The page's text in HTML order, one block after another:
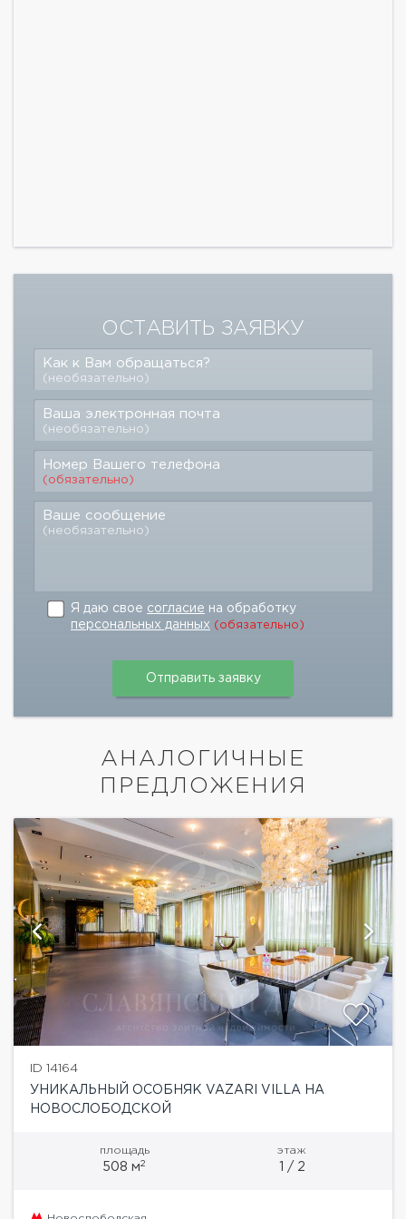
ОСТАВИТЬ ЗАЯВКУ
Как к Вам обращаться?
(необязательно)
Ваша электронная почта
(необязательно)
Номер Вашего телефона
(обязательно)
Ваше сообщение
(необязательно)
Я даю свое согласие на обработку
персональных данных (обязательно)
АНАЛОГИЧНЫЕ
ПРЕДЛОЖЕНИЯ
ID 14164
УНИКАЛЬНЫЙ ОСОБНЯК VAZARI VILLA НА
НОВОСЛОБОДСКОЙ
площадь
508 м2
этаж
1 / 2